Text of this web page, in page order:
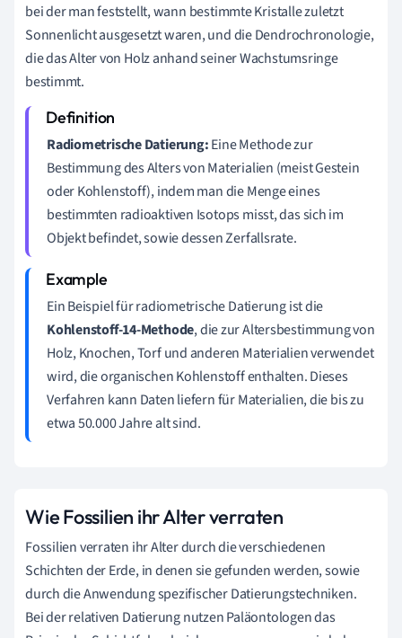
bei der man feststellt, wann bestimmte Kristalle zuletzt
Sonnenlicht ausgesetzt waren, und die Dendrochronologie,
die das Alter von Holz anhand seiner Wachstumsringe
bestimmt.
Radiometrische Datierung:Eine Methode zur
Bestimmung des Alters von Materialien (meist Gestein
oder Kohlenstoff), indem man die Menge eines
bestimmten radioaktiven Isotops misst, das sich im
Objekt befindet, sowie dessen Zerfallsrate.
Ein Beispiel für radiometrische Datierung ist die
Kohlenstoff-14-Methode, die zur Altersbestimmung von
Holz, Knochen, Torf und anderen Materialien verwendet
wird, die organischen Kohlenstoff enthalten. Dieses
Verfahren kann Daten liefern für Materialien, die bis zu
etwa 50.000 Jahre alt sind.
Wie Fossilien ihr Alter verraten
Fossilien verraten ihr Alter durch die verschiedenen
Schichten der Erde, in denen sie gefunden werden, sowie
durch die Anwendung spezifischer Datierungstechniken.
Bei der relativen Datierung nutzen Paläontologen das